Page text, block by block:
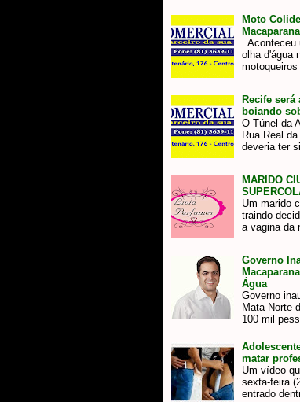
Moto
Macaparana
Aconteceu
olha d'água
Recife
boiando
O Túnel da
Rua Real
deveria ter
MARIDO
Um marido
traindo
a vagina da
Governo
Água
Governo
Mata Norte
100 mil
matar
Um vídeo
sexta-feira
entrado